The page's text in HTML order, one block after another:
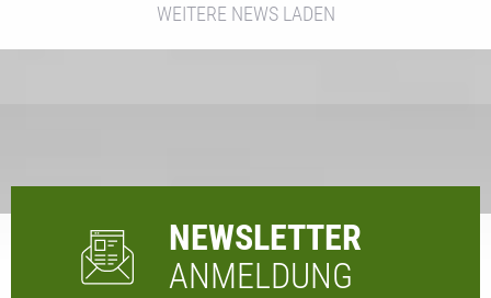
WEITERE NEWS LADEN
NEWSLETTER
ANMELDUNG